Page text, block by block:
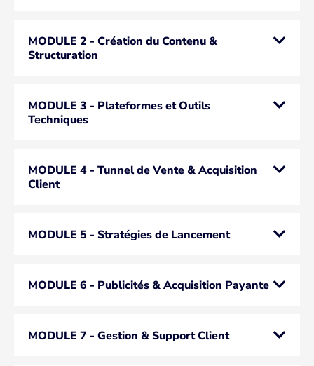
MODULE 2 - Création du Contenu &
Structuration
MODULE 3 - Plateformes et Outils
Techniques
MODULE 4 - Tunnel de Vente & Acquisition
Client
MODULE 5 - Stratégies de Lancement
MODULE 6 - Publicités & Acquisition Payante
MODULE 7 - Gestion & Support Client